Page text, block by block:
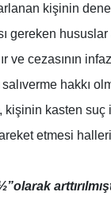
kişinin
gereken
ve cezasının
hakkı
kasten suç
etmesi